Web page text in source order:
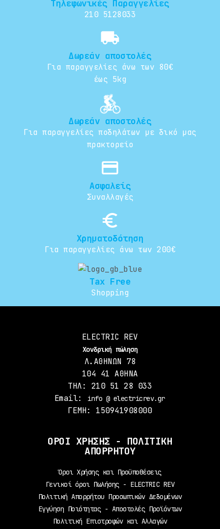
Τηλεφωνικές Παραγγελίες
210 5128033
local_shipping
Δωρεάν αποστολές
Για παραγγελίες άνω των 80€
έως 5kg
Δωρεάν αποστολές
Για παραγγελίες ποδηλάτων με δικό μας
πρακτορείο
credit_card
Ασφαλείς
Συναλλαγές
euro_symbol
Χρηματοδότηση
Για παραγγελίες άνω των 200€
Tax Free
Shopping
ELECTRIC REV
Χονδρική πώληση
Λ.ΑΘΗΝΩΝ 78
104 41 ΑΘΗΝΑ
ΤΗΛ: 210 51 28 033
Email:
info @ electricrev.gr
ΓΕΜΗ: 150941908000
ΟΡΟΙ ΧΡΗΣΗΣ - ΠΟΛΙΤΙΚΗ
ΑΠΟΡΡΗΤΟΥ
Όροι Χρήσης και Προϋποθέσεις
Γενικοί όροι Πωλήσης - ELECTRIC REV
Πολιτική Απορρήτου Προσωπικών Δεδομένων
Εγγύηση Ποιότητας - Αποστολές Προϊόντων
Πολιτική Επιστροφών και Αλλαγών